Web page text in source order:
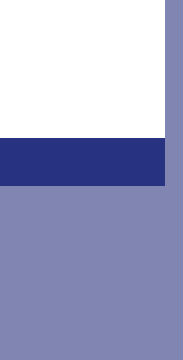
età, sesso, luogo, data
dati personali c.d.
specifico riguardo a quelli
un tanto al
all’Interessato